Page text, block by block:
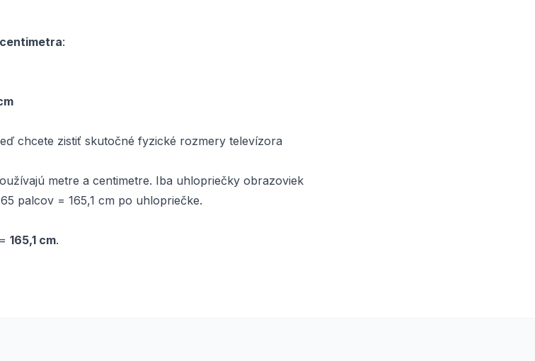
:
chcete zistiť skutočné fyzické rozmery televízora
metre a centimetre. Iba uhlopriečky obrazoviek
palcov = 165,1 cm po uhlopriečke.
165,1 cm.